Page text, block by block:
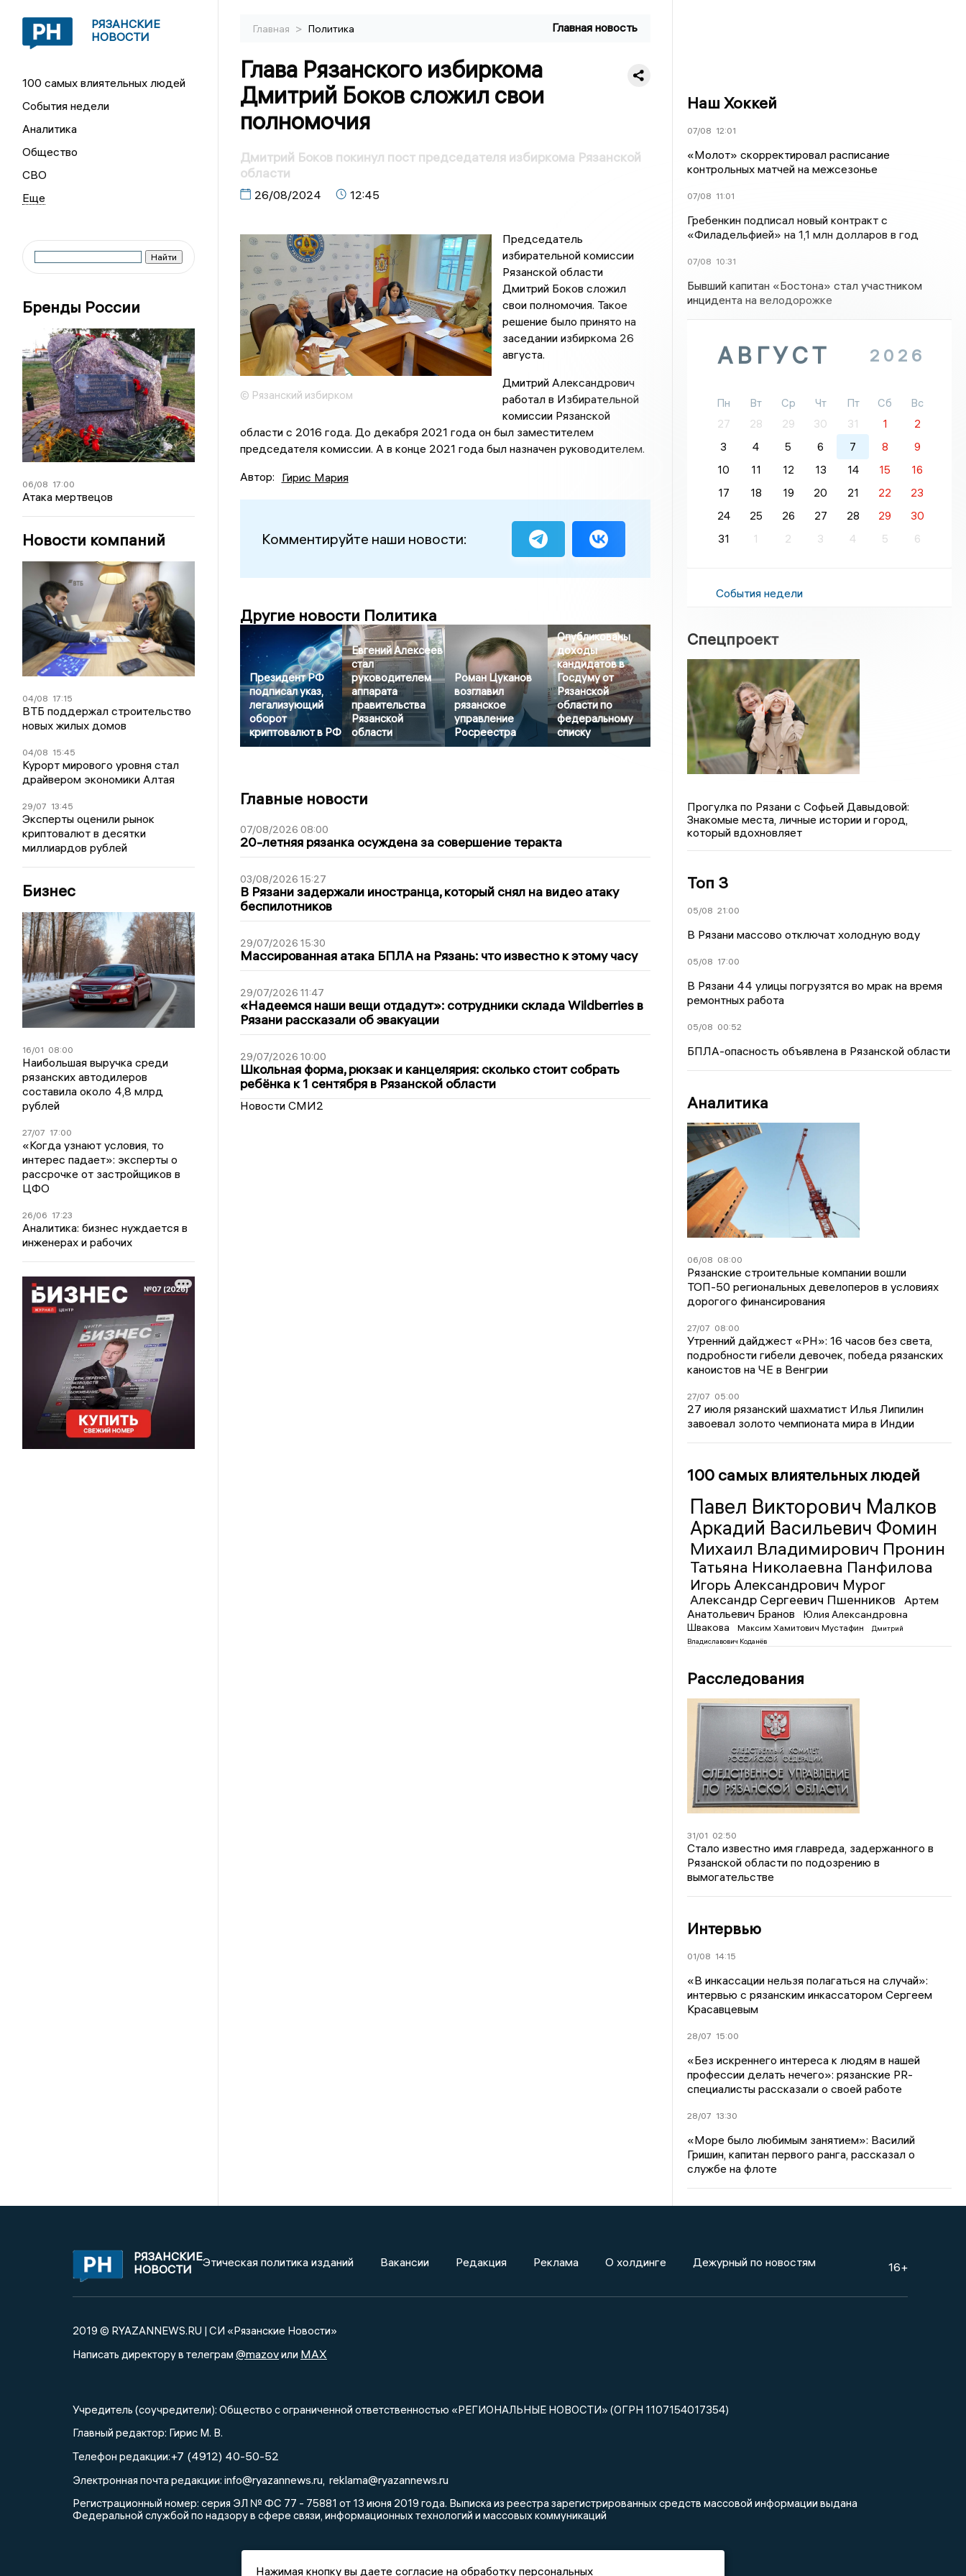
РЯЗАНСКИЕ
НОВОСТИ
100 самых влиятельных людей
События недели
Аналитика
Общество
СВО
Бренды России
06/08 17:00
Атака мертвецов
Новости компаний
04/08 17:15
ВТБ поддержал строительство
новых жилых домов
04/08 15:45
Курорт мирового уровня стал
драйвером экономики Алтая
29/07 13:45
Эксперты оценили рынок
криптовалют в десятки
миллиардов рублей
Бизнес
16/01 08:00
Наибольшая выручка среди
рязанских автодилеров
составила около 4,8 млрд
рублей
27/07 17:00
«Когда узнают условия, то
интерес падает»: эксперты о
рассрочке от застройщиков в
ЦФО
26/06 17:23
Аналитика: бизнес нуждается в
инженерах и рабочих
Главная > Политика Главная новость
Глава Рязанского избиркома
Дмитрий Боков сложил свои
полномочия
Дмитрий Боков покинул пост председателя избиркома Рязанской
области
26/08/2024 12:45
© Рязанский избирком
Председатель
избирательной комиссии
Рязанской области
Дмитрий Боков сложил
свои полномочия. Такое
решение было принято на
заседании избиркома 26
августа.
Дмитрий Александрович
работал в Избирательной
комиссии Рязанской
области с 2016 года. До декабря 2021 года он был заместителем
председателя комиссии. А в конце 2021 года был назначен руководителем.
Автор: Гирис Мария
Комментируйте наши новости:
Другие новости Политика
Президент РФ
подписал указ,
легализующий
оборот
криптовалют в РФ
Евгений Алексеев
стал
руководителем
аппарата
правительства
Рязанской
области
Роман Цуканов
возглавил
рязанское
управление
Росреестра
Опубликованы
доходы
кандидатов в
Госдуму от
Рязанской
области по
федеральному
списку
Главные новости
07/08/2026 08:00
20-летняя рязанка осуждена за совершение теракта
03/08/2026 15:27
В Рязани задержали иностранца, который снял на видео атаку
беспилотников
29/07/2026 15:30
Массированная атака БПЛА на Рязань: что известно к этому часу
29/07/2026 11:47
«Надеемся наши вещи отдадут»: сотрудники склада Wildberries в
Рязани рассказали об эвакуации
29/07/2026 10:00
Школьная форма, рюкзак и канцелярия: сколько стоит собрать
ребёнка к 1 сентября в Рязанской области
Новости СМИ2
Наш Хоккей
07/08 12:01
«Молот» скорректировал расписание
контрольных матчей на межсезонье
07/08 11:01
Гребенкин подписал новый контракт с
«Филадельфией» на 1,1 млн долларов в год
07/08 10:31
Бывший капитан «Бостона» стал участником
инцидента на велодорожке
АВГУСТ 2026
Пн Вт Ср Чт Пт Сб
Вс
27
28 29 30 31 1
2
3
4 5 6 7 8
9
10
11 12 13 14 15
16
17
18 19 20 21 22
23
24
25 26 27 28 29
30
31
1 2 3 4 5 6
События недели
Спецпроект
Прогулка по Рязани с Софьей Давыдовой:
Знакомые места, личные истории и город,
который вдохновляет
Топ 3
05/08 21:00
В Рязани массово отключат холодную воду
05/08 17:00
В Рязани 44 улицы погрузятся во мрак на время
ремонтных работа
05/08 00:52
БПЛА-опасность объявлена в Рязанской области
Аналитика
06/08 08:00
Рязанские строительные компании вошли
ТОП-50 региональных девелоперов в условиях
дорогого финансирования
27/07 08:00
Утренний дайджест «РН»: 16 часов без света,
подробности гибели девочек, победа рязанских
каноистов на ЧЕ в Венгрии
27/07 05:00
27 июля рязанский шахматист Илья Липилин
завоевал золото чемпионата мира в Индии
100 самых влиятельных людей
Павел Викторович Малков
Аркадий Васильевич Фомин
Михаил Владимирович Пронин
Татьяна Николаевна Панфилова
Игорь Александрович Мурог
Александр Сергеевич Пшенников
Артем
Анатольевич Бранов
Юлия Александровна
Швакова
Максим Хамитович Мустафин
Дмитрий
Владиславович Коданёв
Расследования
31/01 02:50
Стало известно имя главреда, задержанного в
Рязанской области по подозрению в
вымогательстве
Интервью
01/08 14:15
«В инкассации нельзя полагаться на случай»:
интервью с рязанским инкассатором Сергеем
Красавцевым
28/07 15:00
«Без искреннего интереса к людям в нашей
профессии делать нечего»: рязанские PR-
специалисты рассказали о своей работе
28/07 13:30
«Море было любимым занятием»: Василий
Гришин, капитан первого ранга, рассказал о
службе на флоте
РЯЗАНСКИЕ
НОВОСТИ
Этическая политика изданий Вакансии Редакция Реклама О холдинге Дежурный по новостям 16+
2019 © RYAZANNEWS.RU | СИ «Рязанские Новости»
Написать директору в телеграм @mazovили MAX
Учредитель (соучредители): Общество с ограниченной ответственностью «РЕГИОНАЛЬНЫЕ НОВОСТИ» (ОГРН 1107154017354)
Главный редактор: Гирис М. В.
Телефон редакции:+7 (4912) 40-50-52
Электронная почта редакции: info@ryazannews.ru reklama@ryazannews.ru
Регистрационный номер: серия ЭЛ № ФС 77 - 75881 от 13 июня 2019 года. Выписка из реестра зарегистрированных средств массовой информации выдана
Федеральной службой по надзору в сфере связи, информационных технологий и массовых коммуникаций
Нажимая кнопку вы даете согласие на обработку персональных